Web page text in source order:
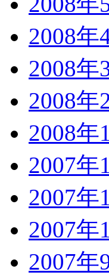
2008年
2008年
2008年
2008年
2007年
2007年
2007年
2007年